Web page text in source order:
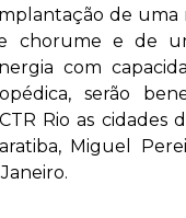
de uma
chorume e de
com
serão
Rio as cidades
Miguel